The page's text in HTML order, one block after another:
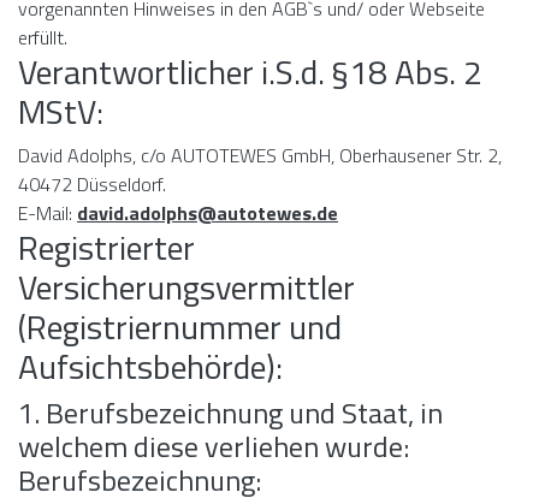
vorgenannten Hinweises in den AGB`s und/ oder Webseite
erfüllt.
Verantwortlicher i.S.d. §18 Abs. 2
MStV:
David Adolphs, c/o AUTOTEWES GmbH, Oberhausener Str. 2,
40472 Düsseldorf.
E-Mail: david.adolphs@autotewes.de
Registrierter
Versicherungsvermittler
(Registriernummer und
Aufsichtsbehörde):
1. Berufsbezeichnung und Staat, in
welchem diese verliehen wurde:
Berufsbezeichnung: